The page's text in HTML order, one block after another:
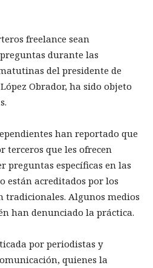
freelance sean
durante las
del presidente de
Obrador, ha sido objeto
han reportado que
terceros que les ofrecen
preguntas específicas en las
están acreditados por los
tradicionales. Algunos medios
han denunciado la práctica.
por periodistas y
quienes la